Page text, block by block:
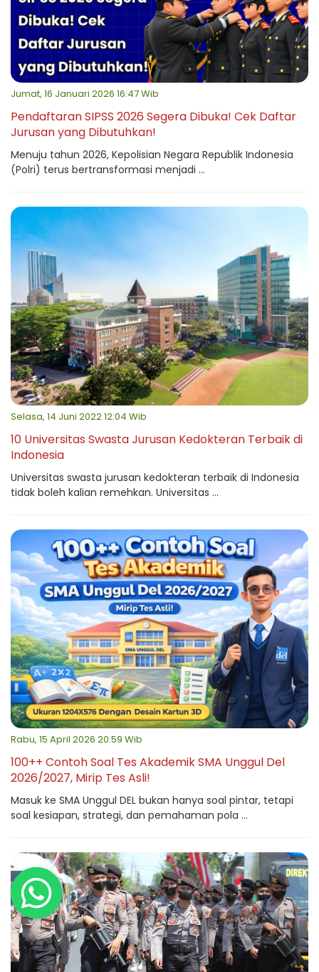
Jumat, 16 Januari 2026 16:47 Wib
Pendaftaran SIPSS 2026 Segera Dibuka! Cek Daftar
Jurusan yang Dibutuhkan!
Menuju tahun 2026, Kepolisian Negara Republik Indonesia
(Polri) terus bertransformasi menjadi ...
Selasa, 14 Juni 2022 12:04 Wib
10 Universitas Swasta Jurusan Kedokteran Terbaik di
Indonesia
Universitas swasta jurusan kedokteran terbaik di Indonesia
tidak boleh kalian remehkan. Universitas ...
Rabu, 15 April 2026 20:59 Wib
100++ Contoh Soal Tes Akademik SMA Unggul Del
2026/2027, Mirip Tes Asli!
Masuk ke SMA Unggul DEL bukan hanya soal pintar, tetapi
soal kesiapan, strategi, dan pemahaman pola ...